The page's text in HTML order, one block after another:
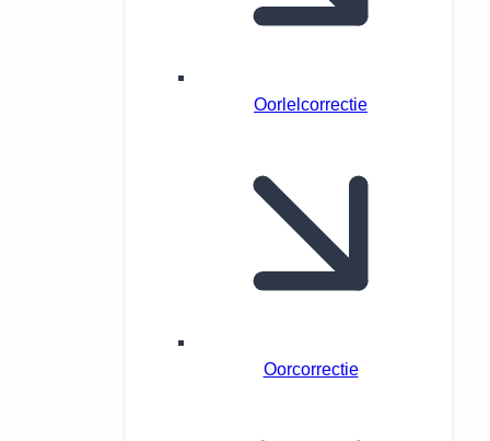
Oorlelcorrectie
Oorcorrectie